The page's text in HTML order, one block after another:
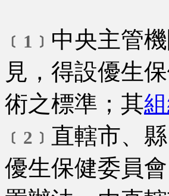
﹝1﹞ 中央主管
見，得設優生
術之標準；其
﹝2﹞ 直轄市、
優生保健委員